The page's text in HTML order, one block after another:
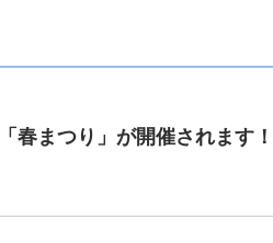
春まつり」が開催されます！